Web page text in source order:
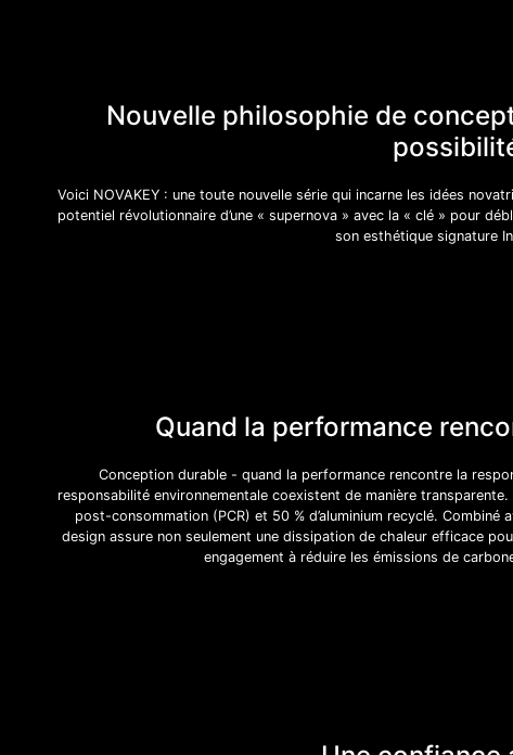
Nouvelle philosophie de
Voici NOVAKEY : une toute nouvelle série qui incarne les idées
potentiel révolutionnaire d’une « supernova » avec la « clé » pour
son esthétique signature
Quand la performance
Conception durable - quand la performance rencontre la
responsabilité environnementale coexistent de manière
post-consommation (PCR) et 50 % d’aluminium recyclé.
design assure non seulement une dissipation de chaleur efficace
engagement à réduire les émissions de